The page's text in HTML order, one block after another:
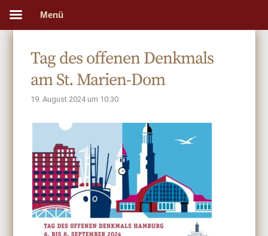
Tag des offenen Denkmals
am St. Marien-Dom
19. August 2024 um 10:30
Menü